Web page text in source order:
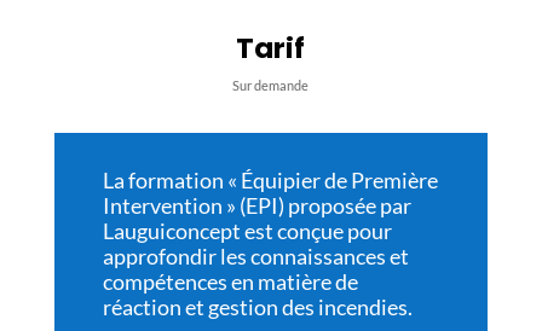
Tarif
Sur demande
La formation « Équipier de Première
Intervention » (EPI) proposée par
Lauguiconcept est conçue pour
approfondir les connaissances et
compétences en matière de
réaction et gestion des incendies.